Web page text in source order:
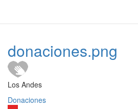
donaciones.png
Los Andes
Donaciones